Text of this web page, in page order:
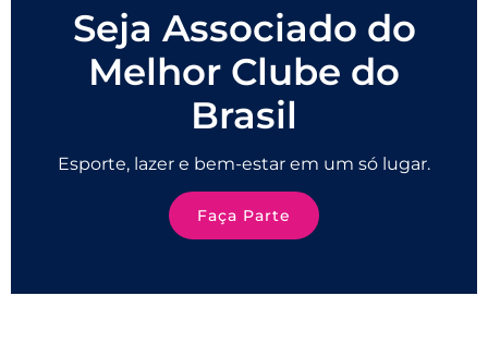
Seja Associado do
Melhor Clube do
Brasil
Esporte, lazer e bem-estar em um só lugar.
Faça Parte